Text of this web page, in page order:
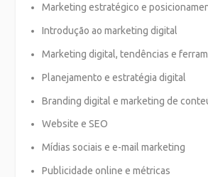
Marketing estratégico e
Introdução ao marketing digital
Marketing digital, tendências e
Planejamento e estratégia digital
Branding digital e marketing de
Website e SEO
Mídias sociais e e-mail marketing
Publicidade online e métricas